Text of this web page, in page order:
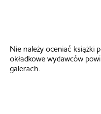
Nie należy oceniać książki
okładkowe wydawców
galerach.